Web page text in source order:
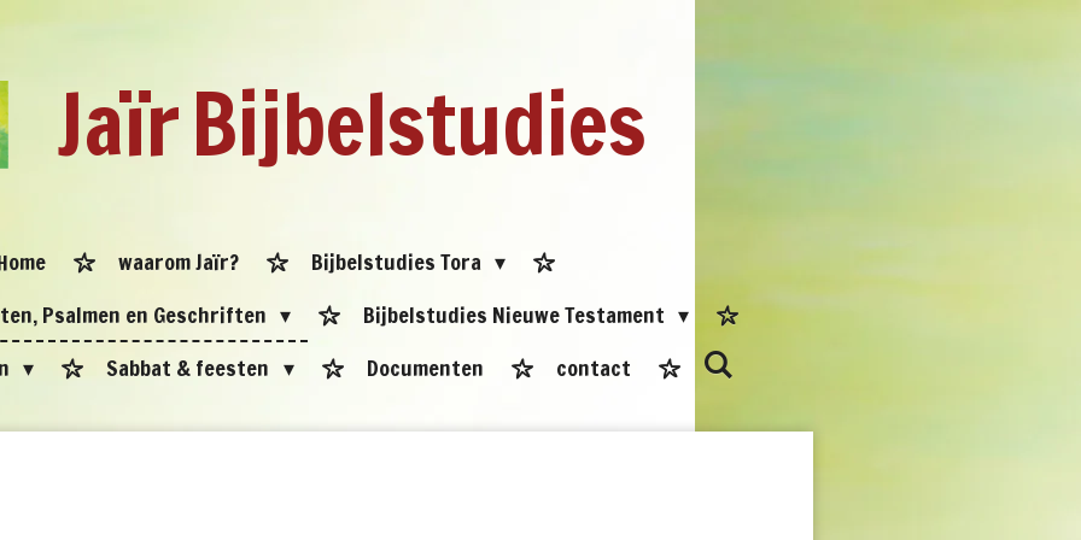
JaïrBijbelstudies
waarom Jaïr?
Bijbelstudies Tora
Psalmen en Geschriften
Bijbelstudies Nieuwe Testament
Sabbat & feesten Documenten contact